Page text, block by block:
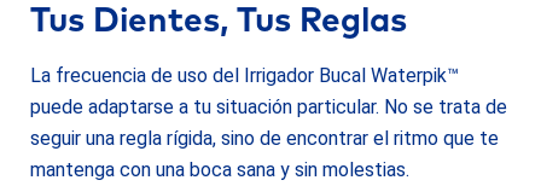
Tus Dientes, Tus Reglas
La frecuencia de uso del Irrigador Bucal Waterpik™
puede adaptarse a tu situación particular. No se trata de
seguir una regla rígida, sino de encontrar el ritmo que te
mantenga con una boca sana y sin molestias.